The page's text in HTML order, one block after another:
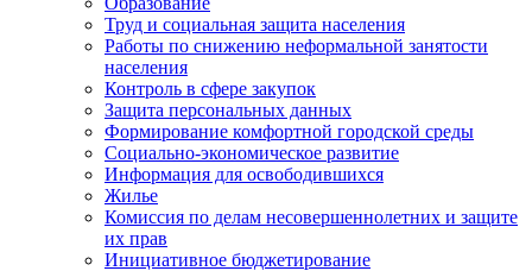
Труд и социальная защита населения
Работы по снижению неформальной занятости
населения
Контроль в сфере закупок
Защита персональных данных
Формирование комфортной городской среды
Социально-экономическое развитие
Информация для освободившихся
Жилье
Комиссия по делам несовершеннолетних и защите
их прав
Инициативное бюджетирование